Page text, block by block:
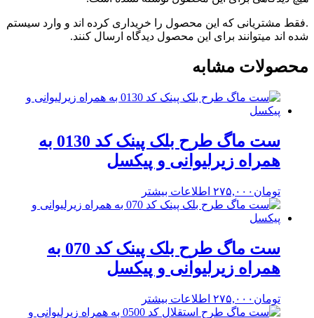
.فقط مشتریانی که این محصول را خریداری کرده اند و وارد سیستم
شده اند میتوانند برای این محصول دیدگاه ارسال کنند.
محصولات مشابه
ست ماگ طرح بلک پینک کد 0130 به
همراه زیرلیوانی و پیکسل
تومان ۲۷۵,۰۰۰ اطلاعات بیشتر
ست ماگ طرح بلک پینک کد 070 به
همراه زیرلیوانی و پیکسل
تومان ۲۷۵,۰۰۰ اطلاعات بیشتر